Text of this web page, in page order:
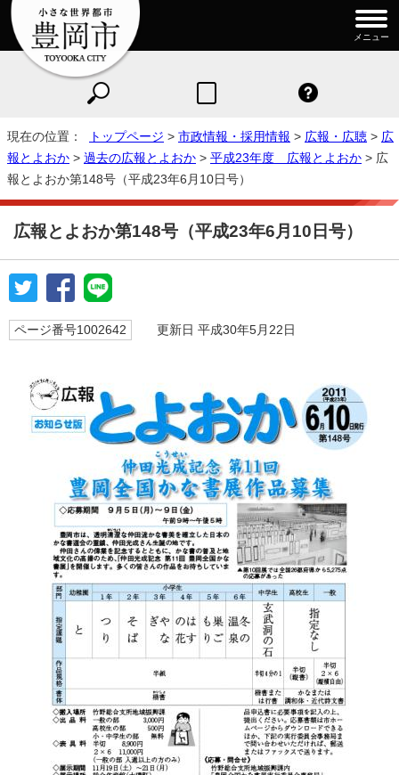
メニュー
現在の位置： トップページ > 市政情報・採用情報 > 広報・広聴 > 広
報とよおか > 過去の広報とよおか > 平成23年度 広報とよおか > 広
報とよおか第148号（平成23年6月10日号）
広報とよおか第148号（平成23年6月10日号）
ページ番号1002642 更新日 平成30年5月22日